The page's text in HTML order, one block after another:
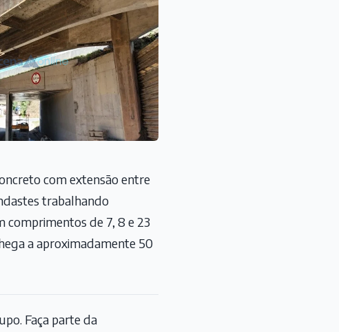
com extensão entre
trabalhando
comprimentos de 7, 8 e 23
a aproximadamente 50
Faça parte da